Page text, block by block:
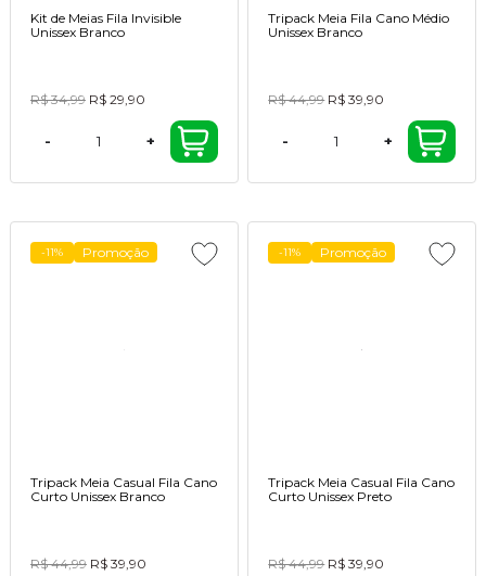
Kit de Meias Fila Invisible
Unissex Branco
R$ 34,99 R$ 29,90
- +
Tripack Meia Fila Cano Médio
Unissex Branco
R$ 44,99 R$ 39,90
- +
-11% Promoção
Tripack Meia Casual Fila Cano
Curto Unissex Branco
R$ 44,99 R$ 39,90
-11% Promoção
Tripack Meia Casual Fila Cano
Curto Unissex Preto
R$ 44,99 R$ 39,90